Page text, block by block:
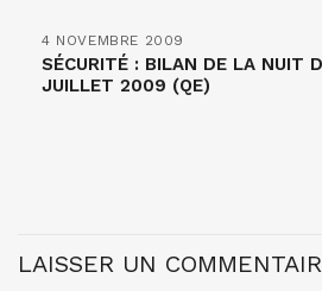
4 NOVEMBRE 2009
SÉCURITÉ : BILAN DE LA NUIT
JUILLET 2009 (QE)
LAISSER UN